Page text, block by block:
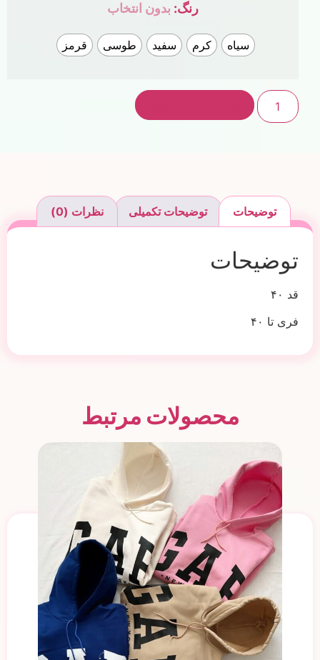
رنگ: بدون انتخاب
سیاه کرم سفید طوسی قرمز
توضیحات توضیحات تکمیلی نظرات (0)
توضیحات
قد ۴۰
فری تا ۴۰
محصولات مرتبط